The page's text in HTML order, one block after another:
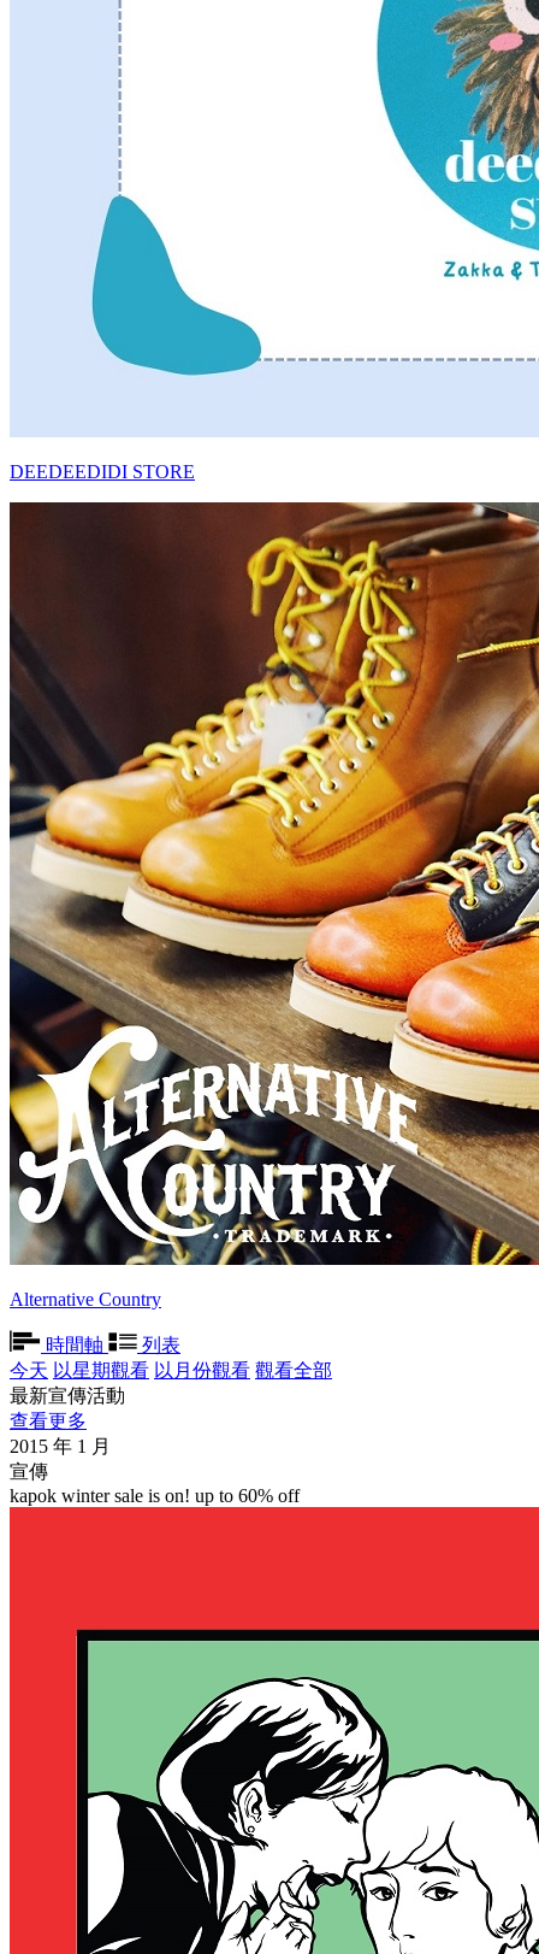
DEEDEEDIDI STORE
Alternative Country
時間軸
列表
今天 以星期觀看 以月份觀看 觀看全部
最新宣傳活動
查看更多
2015 年 1 月
宣傳
kapok winter sale is on! up to 60% off